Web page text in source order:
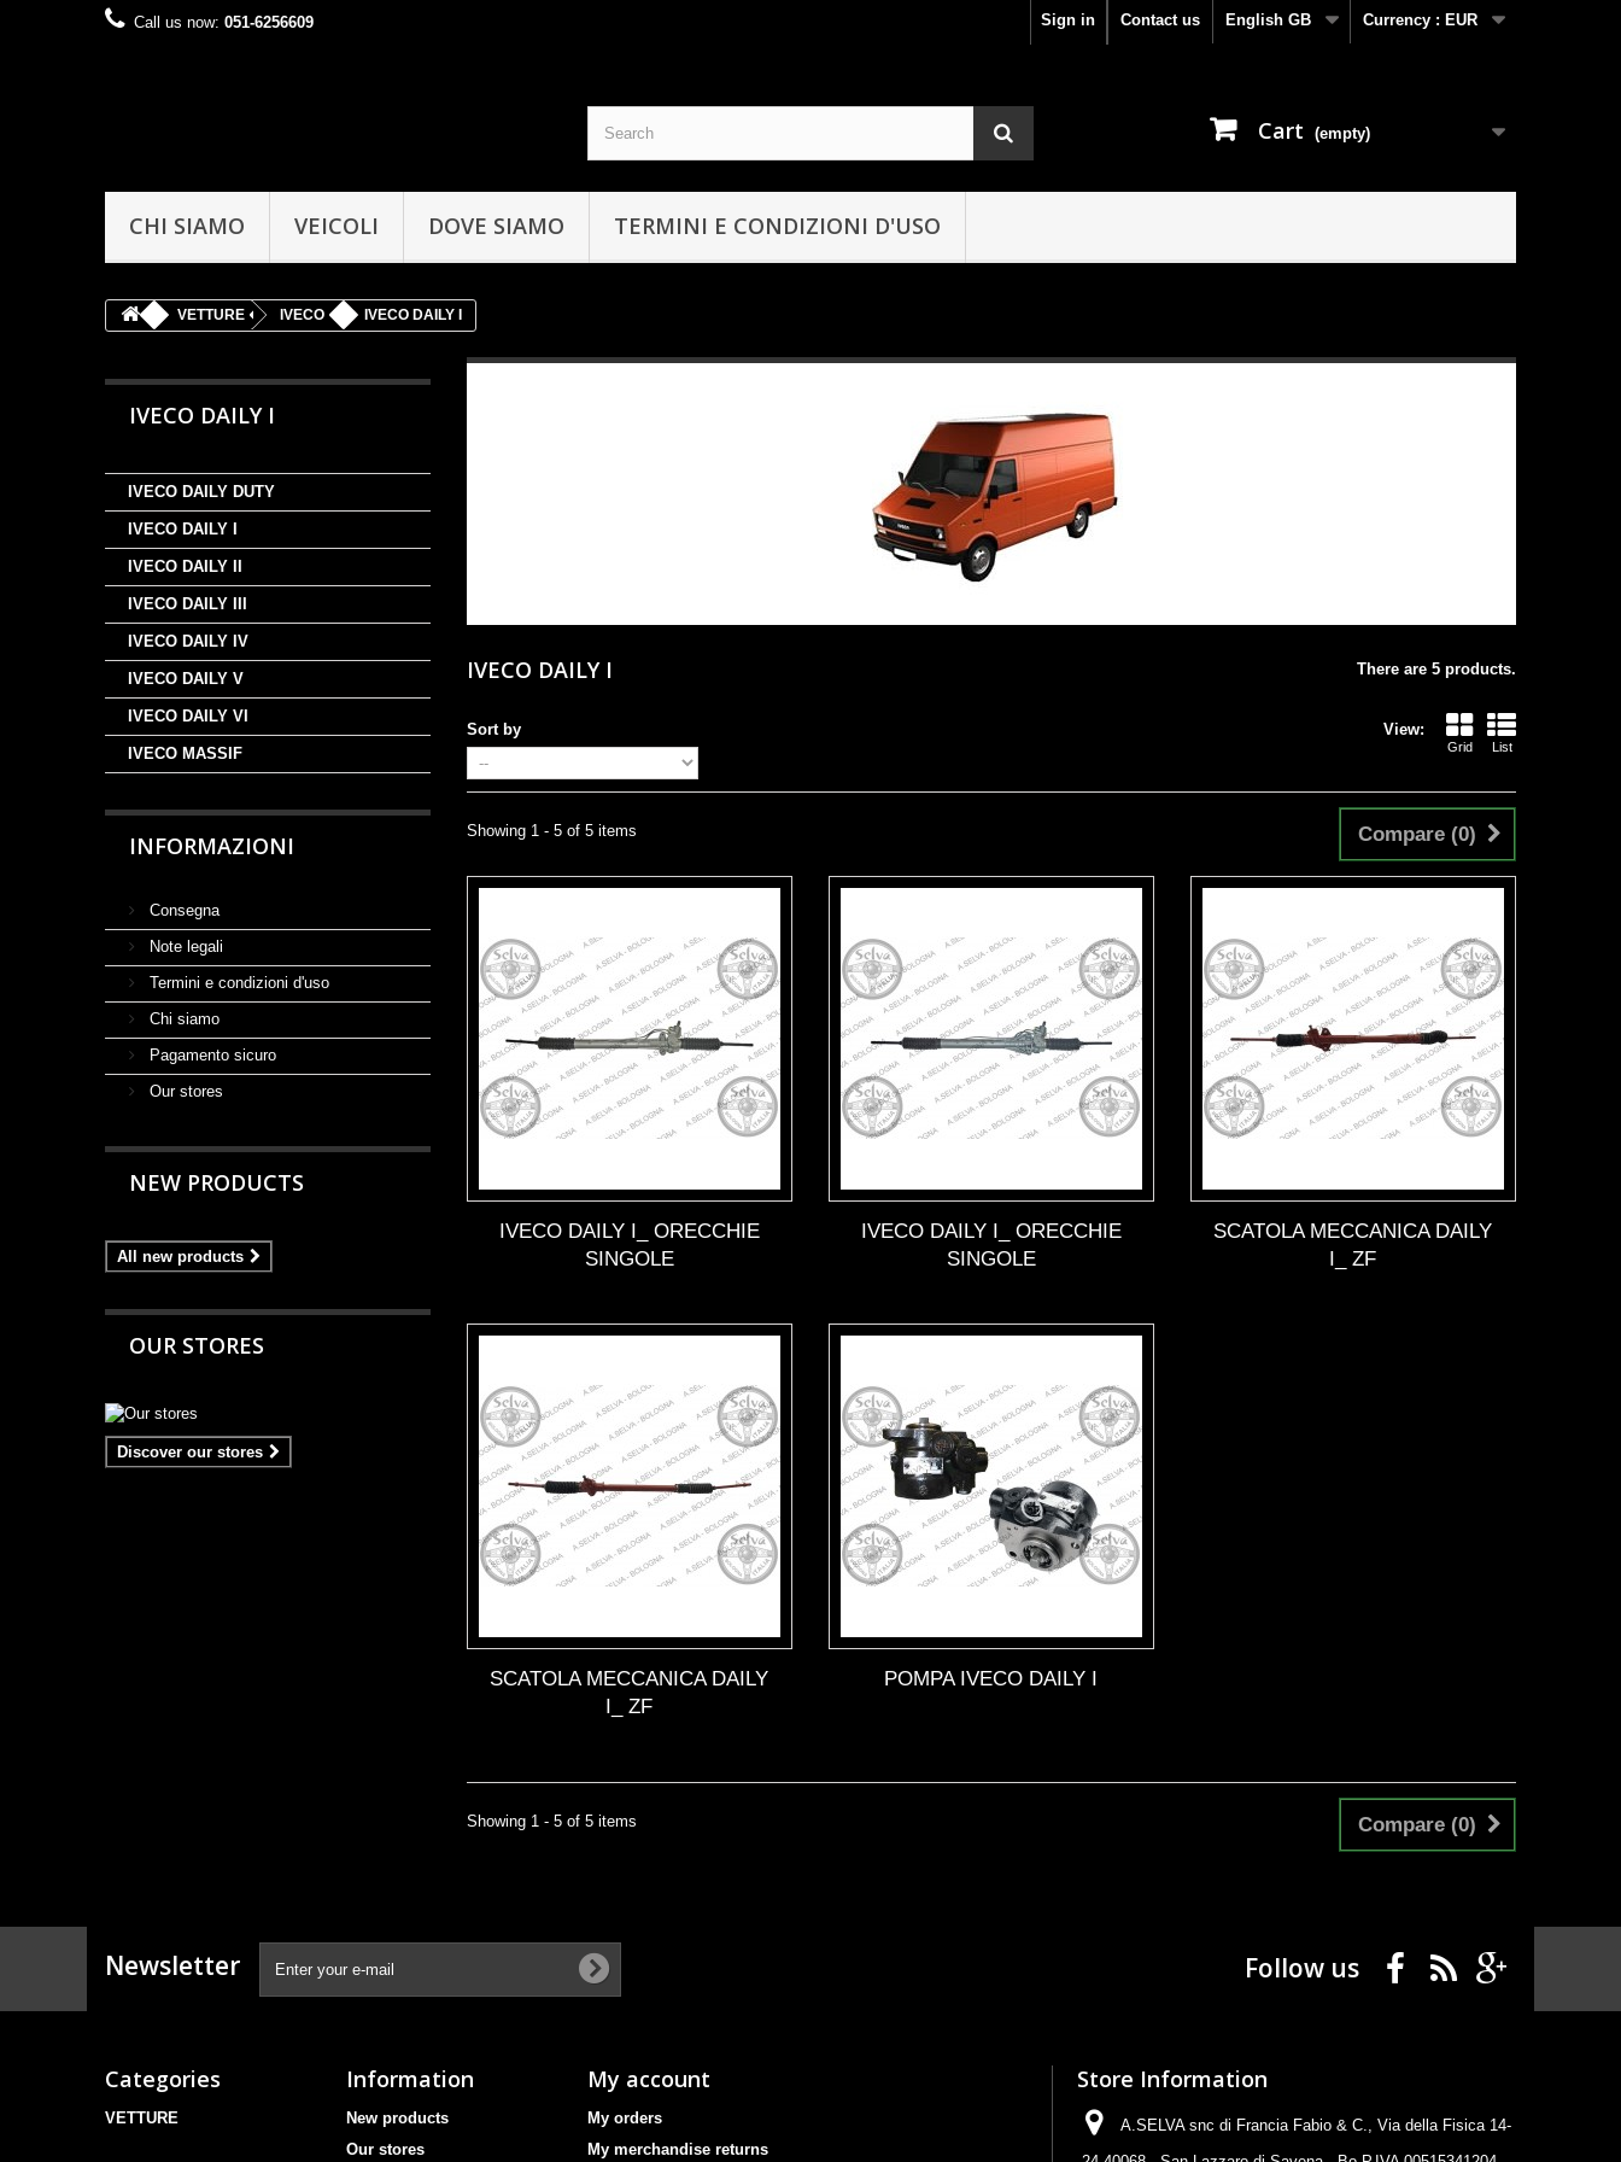
Currency : EUR
English GB
Contact us
Call us now: 051-6256609 Sign in
Cart (empty)
CHI SIAMO VEICOLI DOVE SIAMO TERMINI E CONDIZIONI D'USO
VETTURE IVECO IVECO DAILY I
IVECO DAILY I
IVECO DAILY DUTY
IVECO DAILY I
IVECO DAILY II
IVECO DAILY III
IVECO DAILY IV
IVECO DAILY V
IVECO DAILY VI
IVECO MASSIF
INFORMAZIONI
Consegna
Note legali
Termini e condizioni d'uso
Chi siamo
Pagamento sicuro
Our stores
NEW PRODUCTS
All new products
OUR STORES
Discover our stores
IVECO DAILY I There are 5 products.
View:
Grid List
Sort by
Compare (0)
Showing 1 - 5 of 5 items
IVECO DAILY I_ ORECCHIE
SINGOLE
IVECO DAILY I_ ORECCHIE
SINGOLE
SCATOLA MECCANICA DAILY
I_ ZF
SCATOLA MECCANICA DAILY
I_ ZF
POMPA IVECO DAILY I
Compare (0)
Showing 1 - 5 of 5 items
Newsletter Follow us
Categories
VETTURE
Information
New products
Our stores
My account
My orders
My merchandise returns
Store Information
A.SELVA snc di Francia Fabio & C., Via della Fisica 14-